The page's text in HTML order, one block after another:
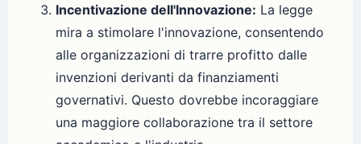
Incentivazione dell'Innovazione: La legge
mira a stimolare l'innovazione, consentendo
alle organizzazioni di trarre profitto dalle
invenzioni derivanti da finanziamenti
governativi. Questo dovrebbe incoraggiare
una maggiore collaborazione tra il settore